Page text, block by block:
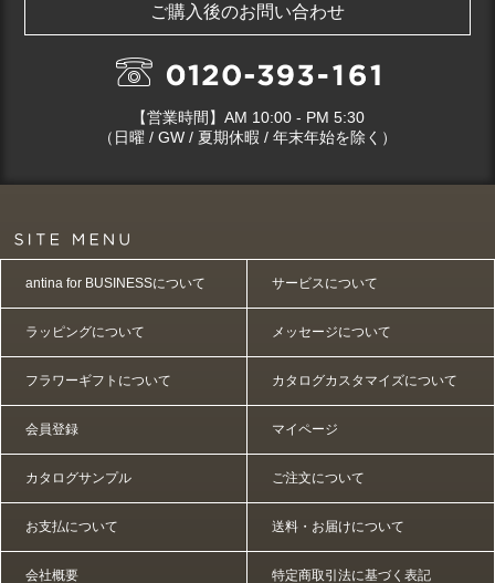
ご購入後のお問い合わせ
【営業時間】AM 10:00 - PM 5:30
（日曜 / GW / 夏期休暇 / 年末年始を除く）
antina for BUSINESSについて サービスについて
ラッピングについて メッセージについて
フラワーギフトについて カタログカスタマイズについて
会員登録 マイページ
カタログサンプル ご注文について
お支払について 送料・お届けについて
会社概要 特定商取引法に基づく表記